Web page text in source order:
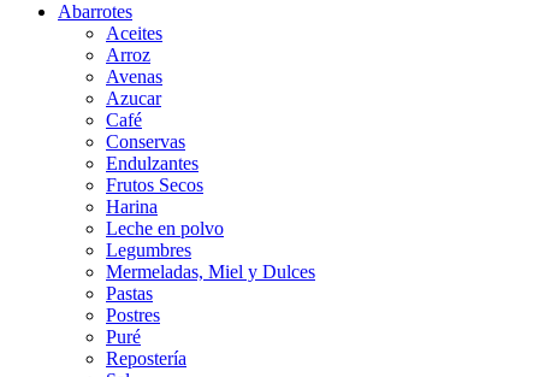
Abarrotes
Aceites
Arroz
Avenas
Azucar
Café
Conservas
Endulzantes
Frutos Secos
Harina
Leche en polvo
Legumbres
Mermeladas, Miel y Dulces
Pastas
Postres
Puré
Repostería